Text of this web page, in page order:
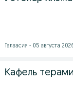
Галаасия - 05 августа
Кафель